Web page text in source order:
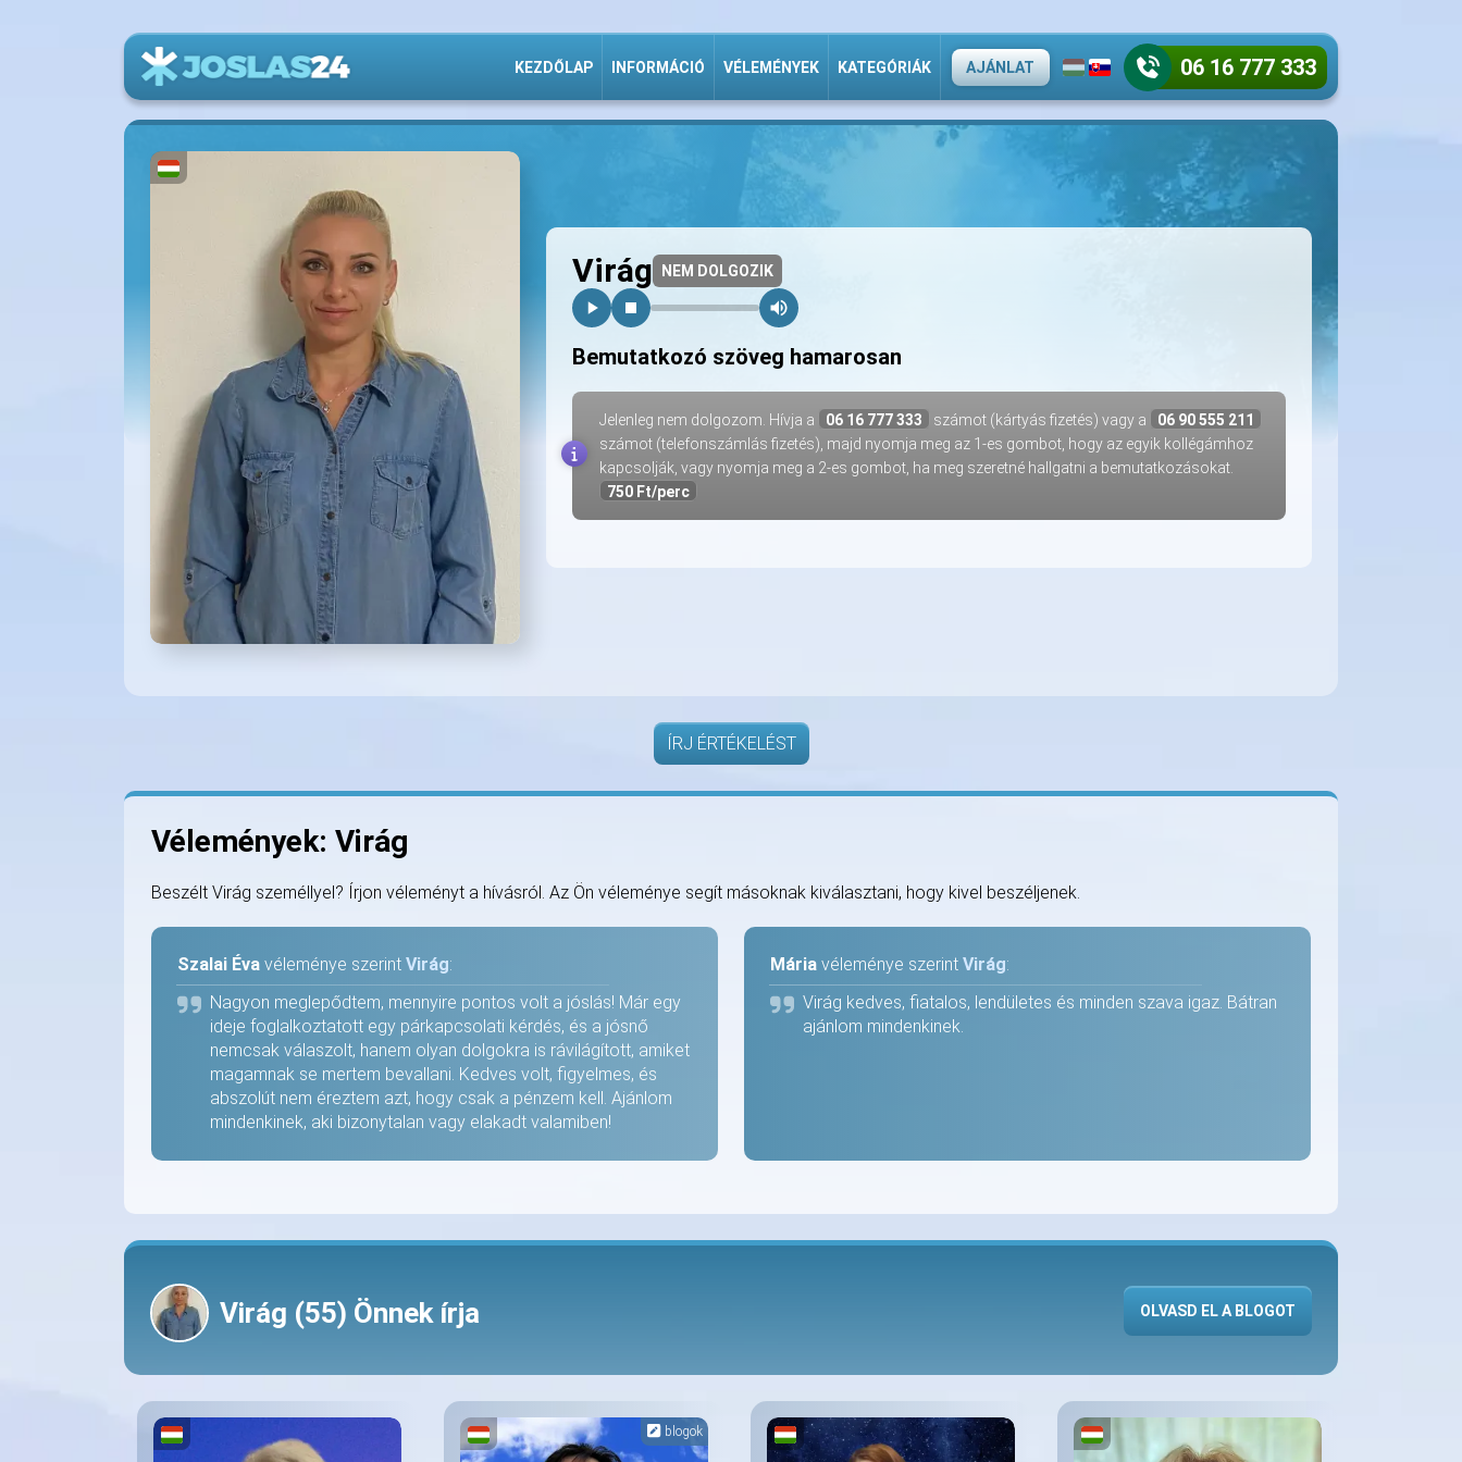
KEZDŐLAP INFORMÁCIÓ VÉLEMÉNYEK KATEGÓRIÁK AJÁNLAT 06 16 777 333
Virág NEM DOLGOZIK
Bemutatkozó szöveg hamarosan
Jelenleg nem dolgozom. Hívja a 06 16 777 333 számot (kártyás fizetés) vagy a
06 90 555 211
számot (telefonszámlás fizetés), majd nyomja meg az 1-es gombot, hogy az egyik kollégámhoz
kapcsolják, vagy nyomja meg a 2-es gombot, ha meg szeretné hallgatni a bemutatkozásokat.
750 Ft/perc
ÍRJ ÉRTÉKELÉST
Vélemények: Virág
Beszélt Virág személlyel? Írjon véleményt a hívásról. Az Ön véleménye segít másoknak kiválasztani, hogy kivel beszéljenek.
Szalai Éva véleménye szerint Virág:
Nagyon meglepődtem, mennyire pontos volt a jóslás! Már egy
ideje foglalkoztatott egy párkapcsolati kérdés, és a jósnő
nemcsak válaszolt, hanem olyan dolgokra is rávilágított, amiket
magamnak se mertem bevallani. Kedves volt, figyelmes, és
abszolút nem éreztem azt, hogy csak a pénzem kell. Ajánlom
mindenkinek, aki bizonytalan vagy elakadt valamiben!
Mária véleménye szerint Virág:
Virág kedves, fiatalos, lendületes és minden szava igaz. Bátran
ajánlom mindenkinek.
Virág (55) Önnek írja OLVASD EL A BLOGOT
blogok